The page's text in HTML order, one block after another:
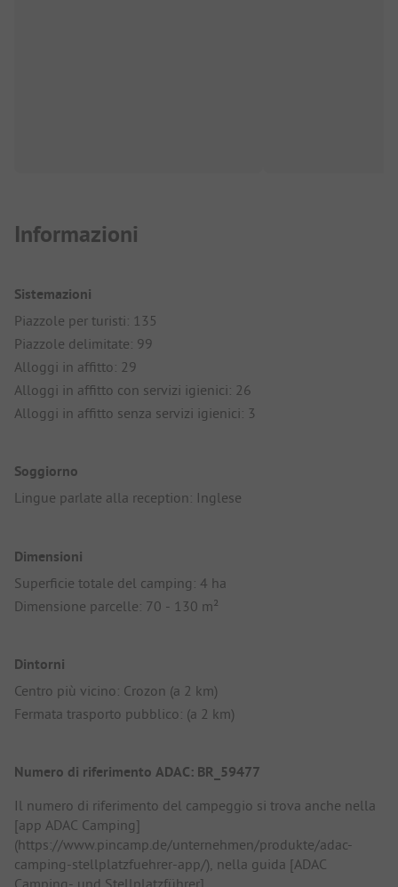
Informazioni
Sistemazioni
Piazzole per turisti: 135
Piazzole delimitate: 99
Alloggi in affitto: 29
Alloggi in affitto con servizi igienici: 26
Alloggi in affitto senza servizi igienici: 3
Soggiorno
Lingue parlate alla reception: Inglese
Dimensioni
Superficie totale del camping: 4 ha
Dimensione parcelle: 70 - 130 m²
Dintorni
Centro più vicino: Crozon (a 2 km)
Fermata trasporto pubblico: (a 2 km)
Numero di riferimento ADAC: BR_59477
Il numero di riferimento del campeggio si trova anche nella
[app ADAC Camping]
(https://www.pincamp.de/unternehmen/produkte/adac-
camping-stellplatzfuehrer-app/), nella guida [ADAC